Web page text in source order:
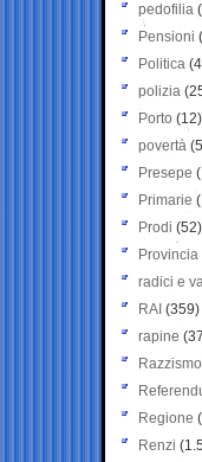
pedofilia
Pensioni
Politica
polizia
Porto (12)
povertà
Presepe
Primarie
Prodi (52)
Provincia
radici e
RAI (359)
rapine
Razzismo
Regione
Renzi